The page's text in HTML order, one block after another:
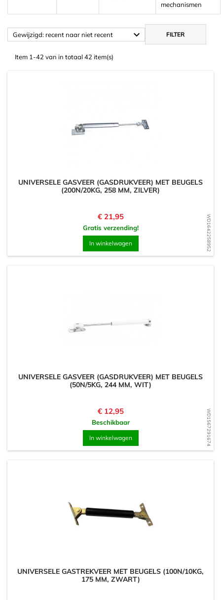
mechanismen
Gewijzigd: recent naar niet recent  FILTER
Item 1-42 van in totaal 42 item(s)
WD1642258952
UNIVERSELE GASVEER (GASDRUKVEER) MET BEUGELS
(200N/20KG, 258 MM, ZILVER)
Prijs
€ 21,95
Gratis verzending!
In winkelwagen
WD1567291674
UNIVERSELE GASVEER (GASDRUKVEER) MET BEUGELS
(50N/5KG, 244 MM, WIT)
Prijs
€ 12,95
Beschikbaar
In winkelwagen
UNIVERSELE GASTREKVEER MET BEUGELS (100N/10KG,
175 MM, ZWART)